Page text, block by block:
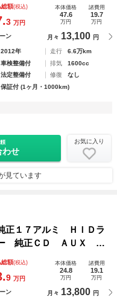
総額(税込)
3 万円
本体価格
47.6
万円
諸費用
19.7
万円
ン 月々 13,100 円
2012年 走行
6.6万km
車検整備付 排気
1600cc
法定整備付 修復
なし
保証付 (1ヶ月・1000km)
わせ
お気に入り
見ています
１７アルミ ＨＩＤラ
純正ＣＤ ＡＵＸ キ
ニュアルモード パド
総額(税込)
9 万円
本体価格
24.8
万円
諸費用
19.1
万円
ン 月々 13,800 円